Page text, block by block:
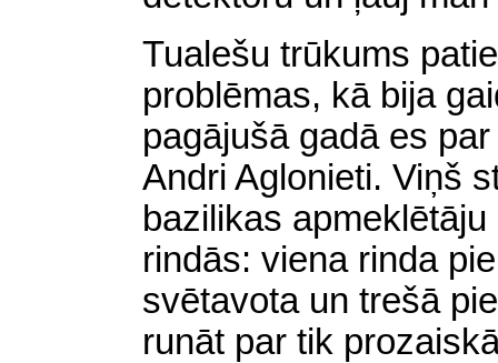
Tualešu trūkums
problēmas, kā bija
pagājušā gadā es
Andri Aglonieti. Viņš
bazilikas
rindās: viena rinda
svētavota un trešā
runāt par tik